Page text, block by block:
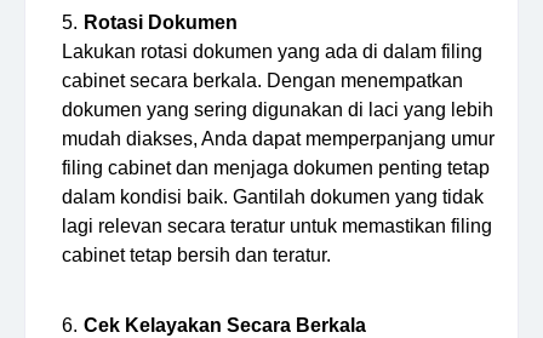
Rotasi Dokumen
Lakukan rotasi dokumen yang ada di dalam filing
cabinet secara berkala. Dengan menempatkan
dokumen yang sering digunakan di laci yang lebih
mudah diakses, Anda dapat memperpanjang umur
filing cabinet dan menjaga dokumen penting tetap
dalam kondisi baik. Gantilah dokumen yang tidak
lagi relevan secara teratur untuk memastikan filing
cabinet tetap bersih dan teratur.
Cek Kelayakan Secara Berkala